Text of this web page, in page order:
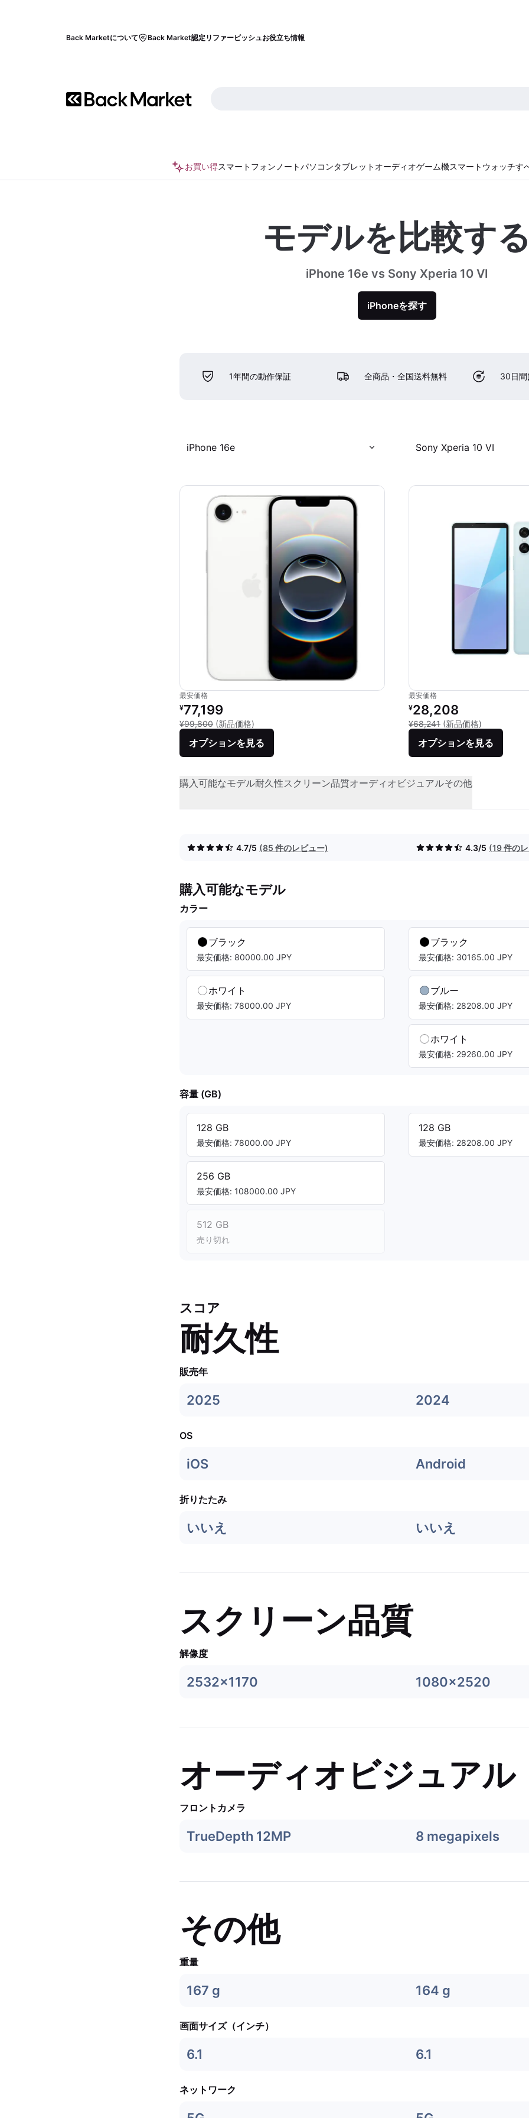
Back Marketについて Back Market認定リファービッシュお役立ち情報
お買い得スマートフォン ノートパソコンタブレット オーディオゲーム機スマートウォッチす
モデルを比較する
iPhone 16e vs Sony Xperia 10 VI
iPhoneを探す
1年間の動作保証 全商品・全国送料無料 30日間
iPhone 16e Sony Xperia 10 VI
最安価格
リファービッシュ品の価格：
¥77,199
¥99,800 (新品価格)
オプションを見る
最安価格
リファービッシュ品の価格：
¥28,208
¥68,241 (新品価格)
オプションを見る
購入可能なモデル耐久性スクリーン品質オーディオビジュアルその他
4.7/5 (85 件のレビュー) 4.3/5 (19 件の
購入可能なモデル
カラー
ブラック
最安価格: 80000.00 JPY
ホワイト
最安価格: 78000.00 JPY
ブラック
最安価格: 30165.00 JPY
ブルー
最安価格: 28208.00 JPY
ホワイト
最安価格: 29260.00 JPY
容量 (GB)
128 GB
最安価格: 78000.00 JPY
256 GB
最安価格: 108000.00 JPY
512 GB
売り切れ
128 GB
最安価格: 28208.00 JPY
スコア
耐久性
販売年
2025 2024
OS
iOS Android
折りたたみ
いいえ いいえ
スクリーン品質
解像度
2532x1170 1080x2520
オーディオビジュアル
フロントカメラ
TrueDepth 12MP 8 megapixels
その他
重量
167 g 164 g
画面サイズ（インチ）
6.1 6.1
ネットワーク